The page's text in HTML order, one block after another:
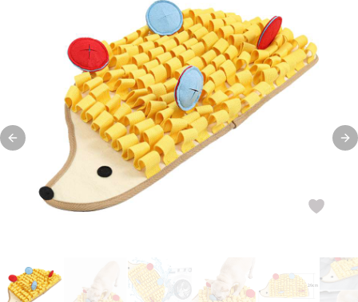
Previous slide